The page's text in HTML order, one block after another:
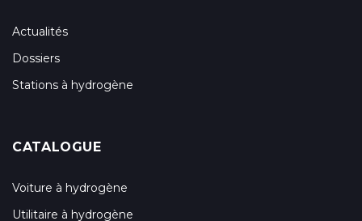
Actualités
Dossiers
Stations à hydrogène
CATALOGUE
Voiture à hydrogène
Utilitaire à hydrogène